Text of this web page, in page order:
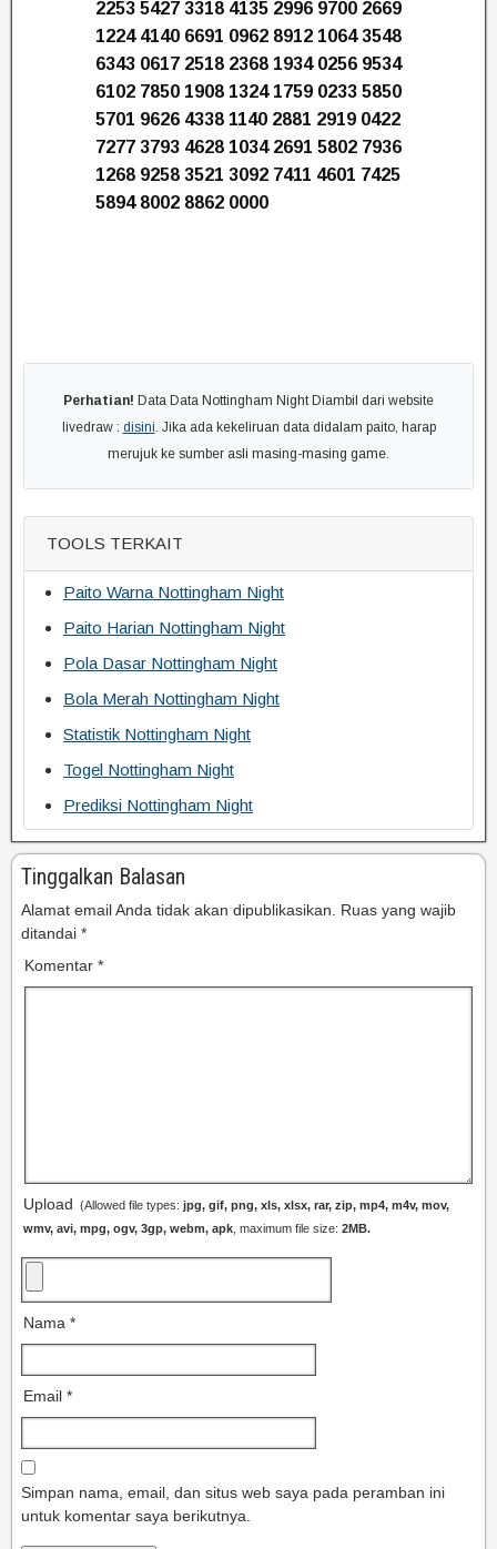
2253 5427 3318 4135 2996 9700 2669
1224 4140 6691 0962 8912 1064 3548
6343 0617 2518 2368 1934 0256 9534
6102 7850 1908 1324 1759 0233 5850
5701 9626 4338 1140 2881 2919 0422
7277 3793 4628 1034 2691 5802 7936
1268 9258 3521 3092 7411 4601 7425
5894 8002 8862 0000
Perhatian! Data Data Nottingham Night Diambil dari website
livedraw : disini. Jika ada kekeliruan data didalam paito, harap
merujuk ke sumber asli masing-masing game.
TOOLS TERKAIT
Paito Warna Nottingham Night
Paito Harian Nottingham Night
Pola Dasar Nottingham Night
Bola Merah Nottingham Night
Statistik Nottingham Night
Togel Nottingham Night
Prediksi Nottingham Night
Tinggalkan Balasan
Alamat email Anda tidak akan dipublikasikan.
Ruas yang wajib
ditandai *
Komentar *
Upload (Allowed file types: jpg, gif, png, xls, xlsx, rar, zip, mp4, m4v, mov,
wmv, avi, mpg, ogv, 3gp, webm, apk , maximum file size: 2MB.
Nama *
Email *
Simpan nama, email, dan situs web saya pada peramban ini
untuk komentar saya berikutnya.